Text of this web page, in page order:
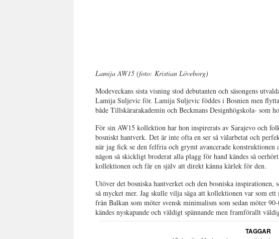
Lamija AW15 (foto: Kristian Löveborg)
Modeveckans sista visning stod debutanten och säsongens
Lamija Suljevic för. Lamija Suljevic föddes i Bosnien men
både Tillskärarakademin och Beckmans Designhögskola- som
För sin AW15 kollektion har hon inspirerats av Sarajevo och
bosniskt hantverk. Det är inte ofta en ser så välarbetat och
när jag fick se den felfria och grymt avancerade
någon så skickligt broderat alla plagg för hand kändes så
kollektionen och får en själv att direkt känna kärlek för den.
Utöver det bosniska hantverket och den bosniska
så mycket mer. Jag skulle vilja säga att kollektionen var som
från Balkan som möter svensk minimalism som sedan möter
kändes nyskapande och väldigt spännande men framförallt
TAGGAR